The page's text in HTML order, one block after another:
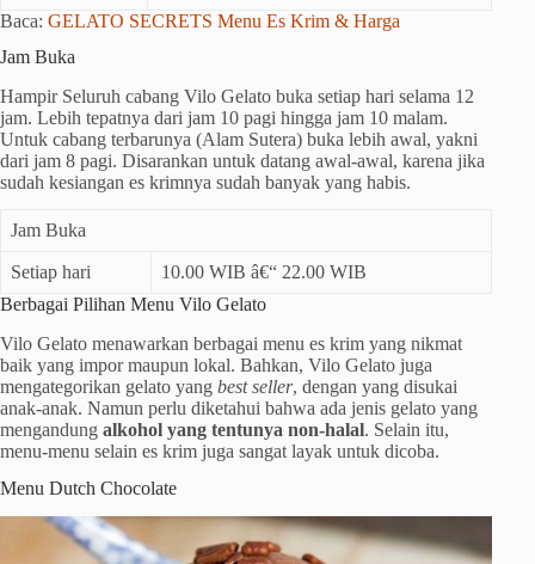
Baca: GELATO SECRETS Menu Es Krim & Harga
Jam Buka
Hampir Seluruh cabang Vilo Gelato buka setiap hari selama 12
jam. Lebih tepatnya dari jam 10 pagi hingga jam 10 malam.
Untuk cabang terbarunya (Alam Sutera) buka lebih awal, yakni
dari jam 8 pagi. Disarankan untuk datang awal-awal, karena jika
sudah kesiangan es krimnya sudah banyak yang habis.
Jam Buka
Setiap hari
10.00 WIB â€“ 22.00 WIB
Berbagai Pilihan Menu Vilo Gelato
Vilo Gelato menawarkan berbagai menu es krim yang nikmat
baik yang impor maupun lokal. Bahkan, Vilo Gelato juga
mengategorikan gelato yang best seller, dengan yang disukai
anak-anak. Namun perlu diketahui bahwa ada jenis gelato yang
mengandung alkohol yang tentunya non-halal. Selain itu,
menu-menu selain es krim juga sangat layak untuk dicoba.
Menu Dutch Chocolate